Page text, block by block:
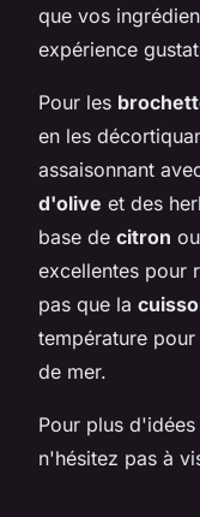
que vos
expérience
Pour les
en les
assaisonnant
d'olive et des
base de citron
excellentes pour
pas que la
température
de mer.
Pour plus
n'hésitez pas à